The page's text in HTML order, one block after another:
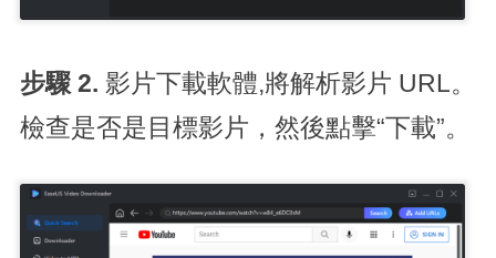
步驟 2. 影片下載軟體,將解析影片 URL。
檢查是否是目標影片，然後點擊“下載”。